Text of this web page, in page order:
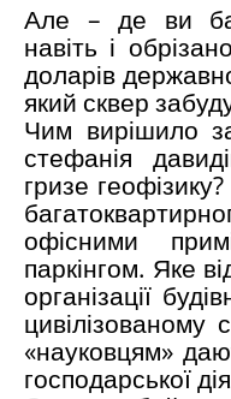
Але – де ви
навіть і
доларів
який сквер
Чим вирішило
стефанія
гризе
офісними
паркінгом. Яке
організації
цивілізованому
«науковцям»
господарської